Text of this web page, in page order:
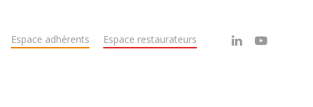
Espace adhérents Espace restaurateurs